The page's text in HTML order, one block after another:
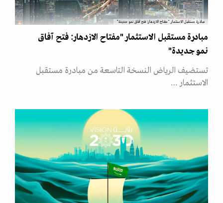
مبادرة مستقبل الاستثمار "مفتاح الازدهار: فتح آفاق نمو جديدة"
مبادرة مستقبل الاستثمار "مفتاح الازدهار: فتح آفاق
نمو جديدة"
تستضيف الرياض النسخة التاسعة من مبادرة مستقبل
الاستثمار …